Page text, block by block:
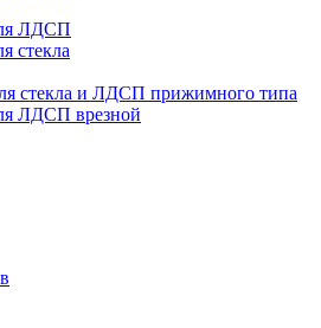
ЛДСП
стекла
стекла и ЛДСП прижимного типа
ЛДСП врезной